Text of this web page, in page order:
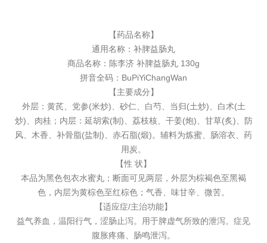
【药品名称】
通用名称： 补脾益肠丸
商品名称：陈李济 补脾益肠丸 130g
拼音全码：BuPiYiChangWan
【主要成分】
外层：黄芪、党参(米炒)、砂仁、白芍、当归(土炒)、白术(土
炒)、肉桂；内层：延胡索(制)、荔枝核、干姜(炮)、甘草(炙)、防
风、木香、补骨脂(盐制)、赤石脂(煅)。辅料为炼蜜、肠溶衣、药
用炭。
【性 状】
本品为黑色包衣水蜜丸；断面可见两层，外层为棕褐色至黑褐
色，内层为黄棕色至红棕色；气香、味甘辛、微苦。
【适应症/主治功能】
益气养血，温阳行气，涩肠止泻。用于脾虚气所致的泄泻。症见
腹胀疼痛、肠鸣泄泻。